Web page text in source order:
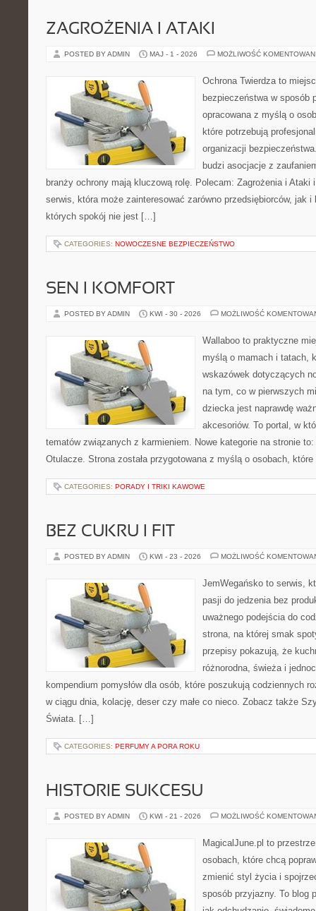
ZAGROŻENIA I ATAKI
POSTED BY ADMIN MAJ - 1 - 2026 MOŻLIWOŚĆ
Ochrona Twierdza to
bezpieczeństwa w sposób
opracowana z myślą o
które potrzebują
organizacji
budzi asocjacje z
branży ochrony mają kluczową rolę. Polecam: Zagrożenia i Ataki
serwis, która może zainteresować zarówno przedsiębiorców, jak
których spokój nie jest […]
CATEGORIES: NOWOCZESNE BEZPIECZEŃSTWO
SEN I KOMFORT
POSTED BY ADMIN KWI - 30 - 2026 MOŻLIWOŚĆ
Wallaboo to praktyczne
myślą o mamach i tatach,
wskazówek dotyczących
na tym, co w pierwszych
dziecka jest naprawdę
akcesoriów. To portal, w
tematów związanych z karmieniem. Nowe kategorie na stronie
Otulacze. Strona została przygotowana z myślą o osobach,
CATEGORIES: PORADY I TRIKI KAWOWE
BEZ CUKRU I FIT
POSTED BY ADMIN KWI - 23 - 2026 MOŻLIWOŚĆ
JemWegańsko to serwis,
pasji do jedzenia bez
uważnego podejścia do
strona, na której smak
przepisy pokazują, że
różnorodna, świeża i
kompendium pomysłów dla osób, które poszukują codziennych
w ciągu dnia, kolację, deser czy małe co nieco. Zobacz także
Świata. […]
CATEGORIES: PERFUMY A PORA ROKU
HISTORIE SUKCESU
POSTED BY ADMIN KWI - 21 - 2026 MOŻLIWOŚĆ
MagicalJune.pl to
osobach, które chcą
zmienić styl życia i
sposób przyjazny. To blog